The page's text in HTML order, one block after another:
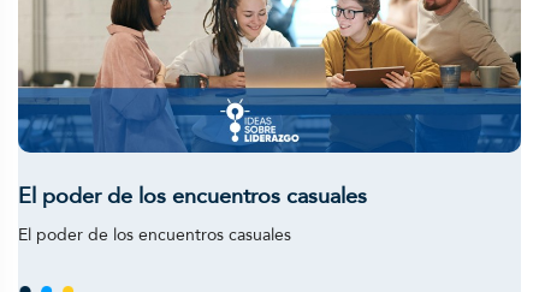
El poder de los encuentros casuales
El poder de los encuentros casuales